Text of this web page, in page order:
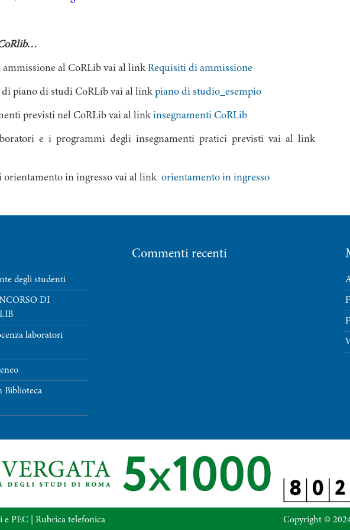
ammissione al CoRLib vai al linkRequisiti di ammissione
di piano di studi CoRLib vai al linkpiano di studio_esempio
previsti nel CoRLib vai al linkinsegnamenti CoRLib
e i programmi degli insegnamenti pratici previsti vai al link
orientamento in ingresso vai al link orientamento in ingresso
degli studenti
DI
laboratori
Biblioteca
Commenti recenti
e PEC Rubrica telefonica Copyright ©